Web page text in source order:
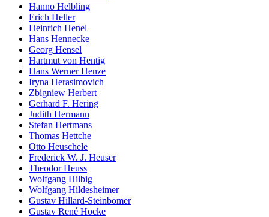
Hanno Helbling
Erich Heller
Heinrich Henel
Hans Hennecke
Georg Hensel
Hartmut von Hentig
Hans Werner Henze
Iryna Herasimovich
Zbigniew Herbert
Gerhard F. Hering
Judith Hermann
Stefan Hertmans
Thomas Hettche
Otto Heuschele
Frederick W. J. Heuser
Theodor Heuss
Wolfgang Hilbig
Wolfgang Hildesheimer
Gustav Hillard-Steinbömer
Gustav René Hocke